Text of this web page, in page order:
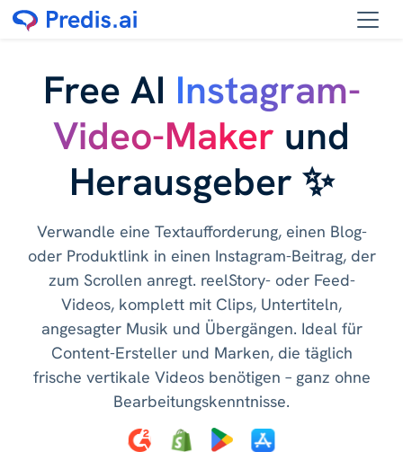
Free AI Instagram-
Video-Maker und
Herausgeber ✨
Verwandle eine Textaufforderung, einen Blog-
oder Produktlink in einen Instagram-Beitrag, der
zum Scrollen anregt. reelStory- oder Feed-
Videos, komplett mit Clips, Untertiteln,
angesagter Musik und Übergängen. Ideal für
Content-Ersteller und Marken, die täglich
frische vertikale Videos benötigen – ganz ohne
Bearbeitungskenntnisse.